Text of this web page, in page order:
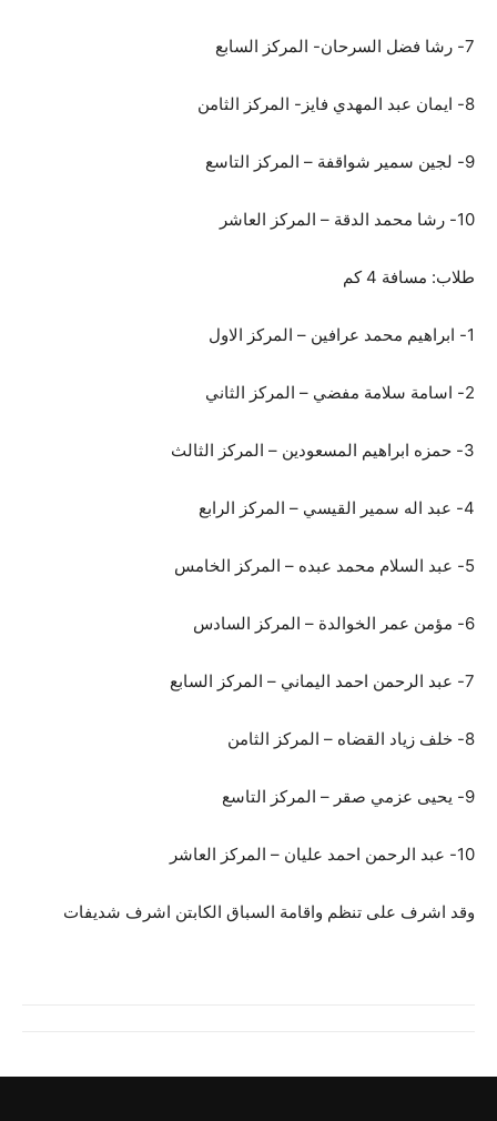
7- رشا فضل السرحان- المركز السابع
8- ايمان عبد المهدي فايز- المركز الثامن
9- لجين سمير شواقفة – المركز التاسع
10- رشا محمد الدقة – المركز العاشر
طلاب: مسافة 4 كم
1- ابراهيم محمد عرافين – المركز الاول
2- اسامة سلامة مفضي – المركز الثاني
3- حمزه ابراهيم المسعودين – المركز الثالث
4- عبد اله سمير القيسي – المركز الرابع
5- عبد السلام محمد عبده – المركز الخامس
6- مؤمن عمر الخوالدة – المركز السادس
7- عبد الرحمن احمد اليماني – المركز السابع
8- خلف زياد القضاه – المركز الثامن
9- يحيى عزمي صقر – المركز التاسع
10- عبد الرحمن احمد عليان – المركز العاشر
وقد اشرف على تنظم واقامة السباق الكابتن اشرف شديفات